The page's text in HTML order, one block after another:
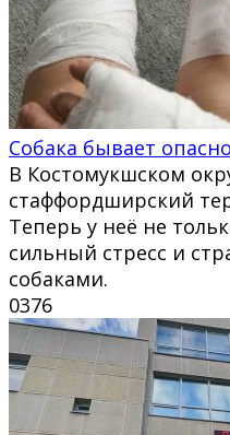
Собака бывает
В Костомукшском
стаффордширский
Теперь у неё не
сильный стресс и
собаками.
0376